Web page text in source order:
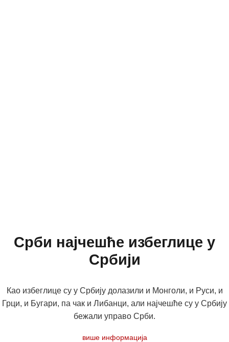
Срби најчешће избеглице у
Србији
Као избеглице су у Србију долазили и Монголи, и Руси, и
Грци, и Бугари, па чак и Либанци, али најчешће су у Србију
бежали управо Срби.
више информација